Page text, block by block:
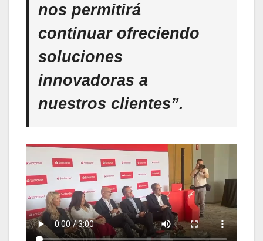
nos permitirá
continuar ofreciendo
soluciones
innovadoras a
nuestros clientes”.